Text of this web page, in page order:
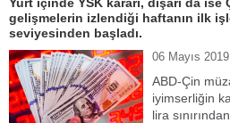
gelişmelerin izlendiği haftanın ilk
seviyesinden başladı.
06 Mayıs
ABD-Çin
iyimserliğin
lira